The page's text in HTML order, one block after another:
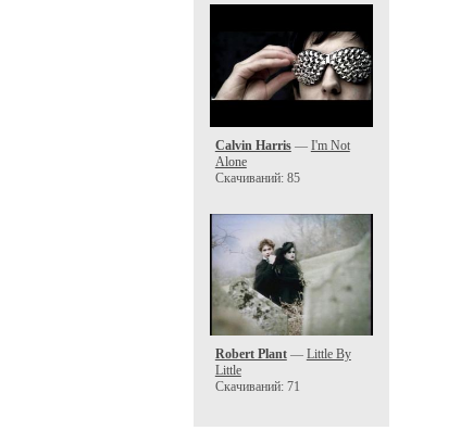
Calvin Harris— I'm Not
Alone
Скачиваний: 85
Robert Plant— Little By
Little
Скачиваний: 71